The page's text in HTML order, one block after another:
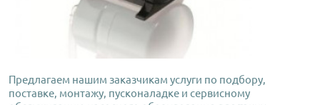
Предлагаем нашим заказчикам услуги по подбору,
поставке, монтажу, пусконаладке и сервисному